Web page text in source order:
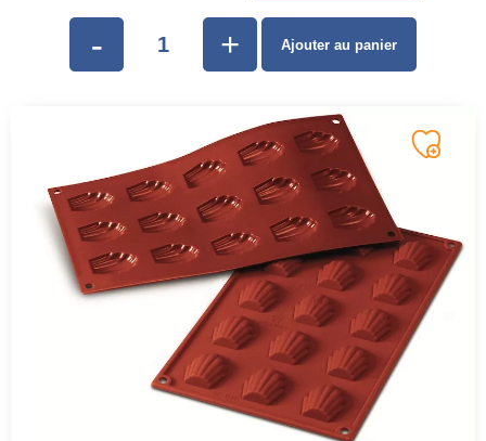
- + Ajouter au panier